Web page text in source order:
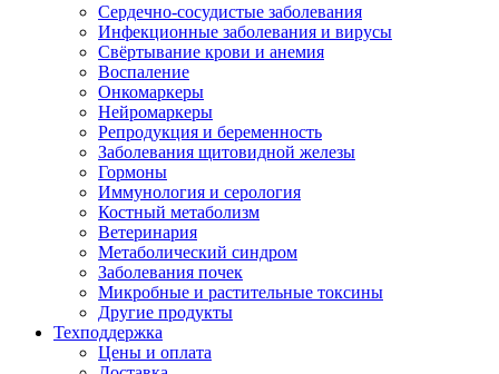
Сердечно-сосудистые заболевания
Инфекционные заболевания и вирусы
Свёртывание крови и анемия
Воспаление
Онкомаркеры
Нейромаркеры
Репродукция и беременность
Заболевания щитовидной железы
Гормоны
Иммунология и серология
Костный метаболизм
Ветеринария
Метаболический синдром
Заболевания почек
Микробные и растительные токсины
Другие продукты
Техподдержка
Цены и оплата